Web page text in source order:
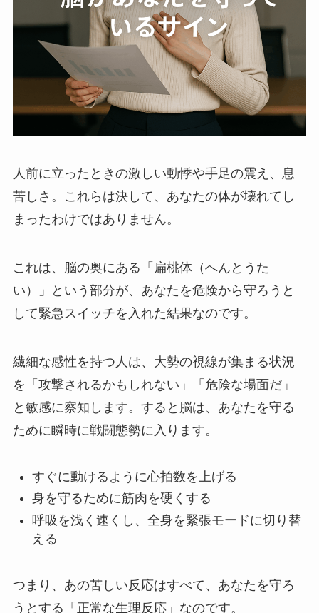
人前に立ったときの激しい動悸や手足の震え、息
苦しさ。これらは決して、あなたの体が壊れてし
まったわけではありません。
これは、脳の奥にある「扁桃体（へんとうた
い）」という部分が、あなたを危険から守ろうと
して緊急スイッチを入れた結果なのです。
繊細な感性を持つ人は、大勢の視線が集まる状況
を「攻撃されるかもしれない」「危険な場面だ」
と敏感に察知します。すると脳は、あなたを守る
ために瞬時に戦闘態勢に入ります。
すぐに動けるように心拍数を上げる
身を守るために筋肉を硬くする
呼吸を浅く速くし、全身を緊張モードに切り替
える
つまり、あの苦しい反応はすべて、あなたを守ろ
うとする「正常な生理反応」なのです。